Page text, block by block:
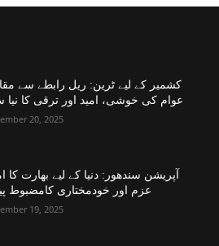
کشمیر کے لیے ٹرین: ریل رابطے سے
عوام کی خوشی، امید اور ترقی کا نیا
20, 2025
آپریشن سندھور: دنیا کے لیے بھارت کا
عزم اور خودمختاری کامضبوط
19, 2025